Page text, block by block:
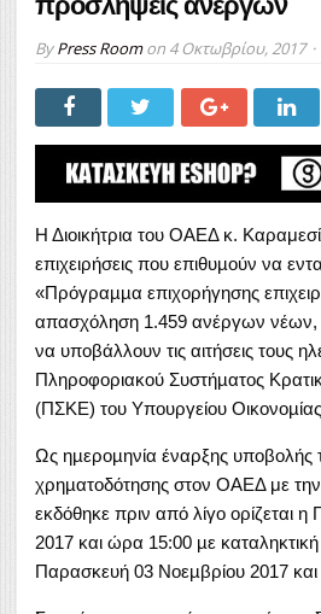
ByPress Roomon 4 Οκτωβρίου, 2017
Η Διοικήτρια του ΟΑΕΔ κ.
επιχειρήσεις που επιθυµούν να
«Πρόγραµµα επιχορήγησης
απασχόληση 1.459 ανέργων νέων,
να υποβάλλουν τις αιτήσεις τους
Πληροφοριακού Συστήµατος
(ΠΣΚΕ) του Υπουργείου
Ως ηµεροµηνία έναρξης υποβολής
χρηµατοδότησης στον ΟΑΕΔ με
εκδόθηκε πριν από λίγο ορίζεται
2017 και ώρα 15:00 µε
Παρασκευή 03 Νοεµβρίου 2017